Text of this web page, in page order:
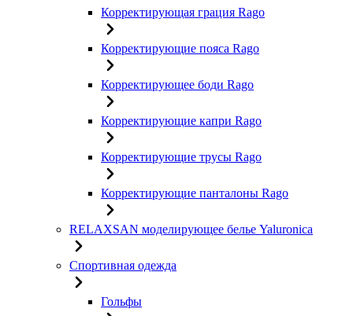
Корректирующая грация Rago
Корректирующие пояса Rago
Корректирующее боди Rago
Корректирующие капри Rago
Корректирующие трусы Rago
Корректирующие панталоны Rago
RELAXSAN моделирующее белье Yaluroniсa
Спортивная одежда
Гольфы